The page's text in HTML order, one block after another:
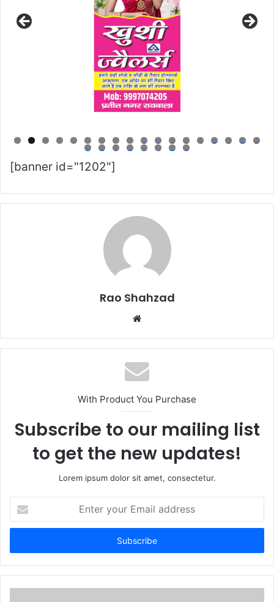
0 1 2 3 4 5 6 7 8
9 0 1 2 3 4 5 6
[banner id="1202"]
Rao Shahzad
Website
With Product You Purchase
Subscribe to our mailing list
to get the new updates!
Lorem ipsum dolor sit amet, consectetur.
your
Email